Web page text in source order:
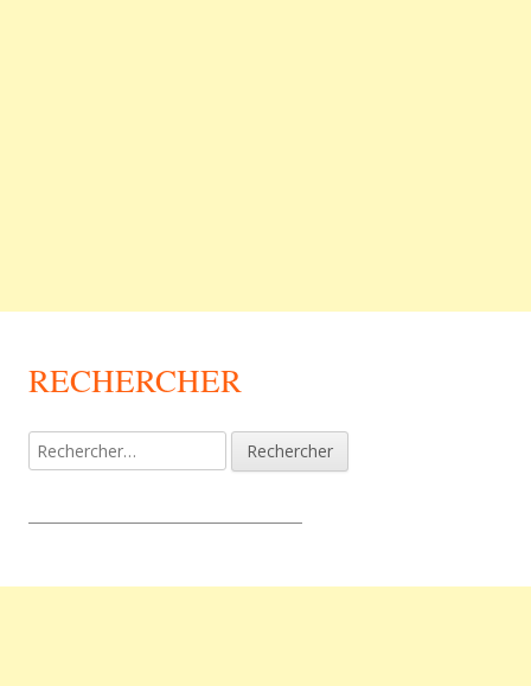
RECHERCHER
Rechercher :